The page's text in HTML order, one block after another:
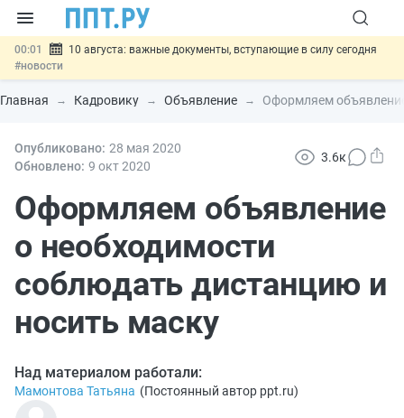
00:01
10 августа: важные документы, вступающие в силу сегодня
#новости
07.08 Подписан закон о блокировке продажи опасных товаров через
«Честный знак»#новости
07.08 Госпошлину за устранение ошибок в документах предлагают
отменить#новости
отношений
Главная Кадровику Объявление Оформляем
Опубликовано: 28 мая 2020
Обновлено: 9 окт2020
3.6к
Оформляем объявление
о необходимости
соблюдать дистанцию и
носить маску
Над материалом работали:
Мамонтова Татьяна (Постоянный автор ppt.ru)